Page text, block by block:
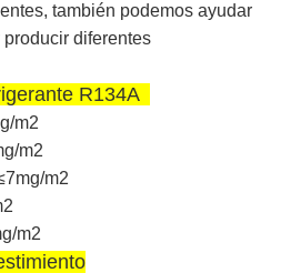
también podemos ayudar
diferentes
R134A
m2
m2
m2
m2